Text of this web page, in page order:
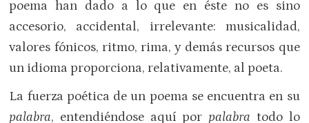
poema han dado a lo que en éste no es sino
accesorio, accidental, irrelevante: musicalidad,
valores fónicos, ritmo, rima, y demás recursos que
un idioma proporciona, relativamente, al poeta.
La fuerza poética de un poema se encuentra en su
palabra, entendiéndose aquí por palabra todo lo